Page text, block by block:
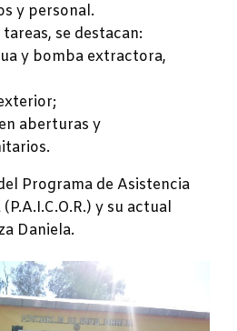
y personal.
se destacan:
y bomba extractora,
aberturas y
Programa de Asistencia
y su actual
Daniela.